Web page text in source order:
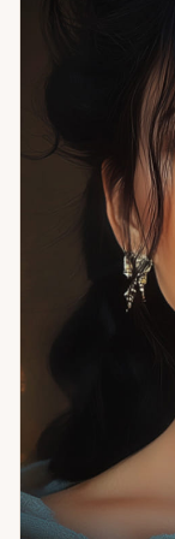
— дать ясность